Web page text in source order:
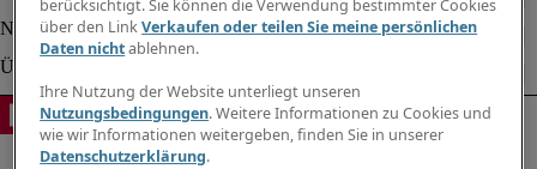
berücksichtigt. Sie können die Verwendung bestimmter Cookies
über den LinkVerkaufen oder teilen Sie meine persönlichen
Daten nichtablehnen.
Ihre Nutzung der Website unterliegt unseren
Nutzungsbedingungen. Weitere Informationen zu Cookies und
wie wir Informationen weitergeben, finden Sie in unserer
Datenschutzerklärung.